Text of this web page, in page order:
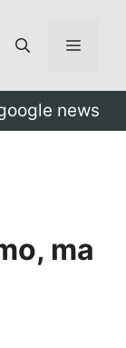
Menu
news
ma